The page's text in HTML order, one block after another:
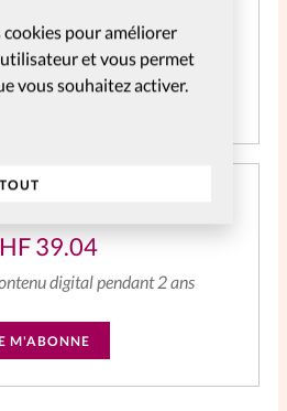
cookies pour améliorer
et vous permet
vous souhaitez activer.
le contenu digital
M'ABONNE
39.04
digital pendant 2 ans
M'ABONNE